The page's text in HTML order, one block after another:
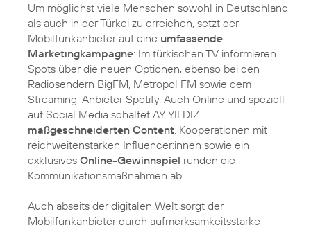
Um möglichst viele Menschen sowohl in Deutschland
als auch in der Türkei zu erreichen, setzt der
Mobilfunkanbieter auf eine umfassende
Marketingkampagne: Im türkischen TV informieren
Spots über die neuen Optionen, ebenso bei den
Radiosendern BigFM, Metropol FM sowie dem
Streaming-Anbieter Spotify. Auch Online und speziell
auf Social Media schaltet AY YILDIZ
maßgeschneiderten Content. Kooperationen mit
reichweitenstarken Influencer:innen sowie ein
exklusives Online-Gewinnspiel runden die
Kommunikationsmaßnahmen ab.
Auch abseits der digitalen Welt sorgt der
Mobilfunkanbieter durch aufmerksamkeitsstarke